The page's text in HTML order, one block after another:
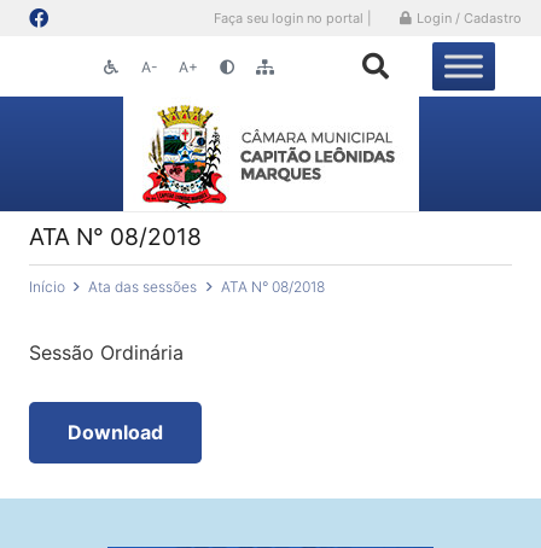
Faça seu login no portal | Login / Cadastro
A- A+
ATA N° 08/2018
Início Ata das sessões ATA N° 08/2018
Sessão Ordinária
Download